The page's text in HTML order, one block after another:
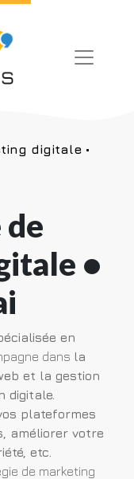
digitale •
•
en
dans la
et la gestion
digitale.
plateformes
améliorer votre
etc.
de marketing